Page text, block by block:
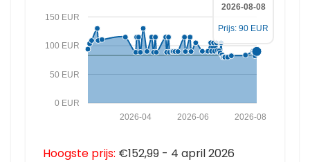
0 EUR
50 EUR
100 EUR
150 EUR
2026-08
2026-06
2026-04
2026-08-08
Prijs: 90 EUR
Hoogste prijs: €152,99 - 4 april 2026